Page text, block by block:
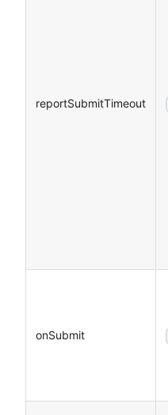
reportSubmitTimeout
onSubmit